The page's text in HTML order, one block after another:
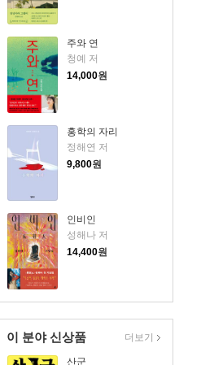
주와 연
청예 저
14,000원
홍학의 자리
정해연 저
9,800원
인비인
성해나 저
14,400원
이 분야 신상품
산군
더보기